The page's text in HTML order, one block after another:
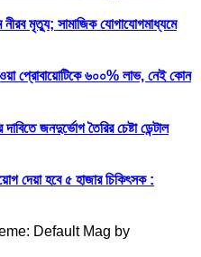
মৃত্যু; সামাজিক যোগাযোগমাধ্যমে
হওয়া প্রোবায়োটিকে ৬০০% লাভ, নেই কোন
জনদুর্ভোগ তৈরির চেষ্টা ডেন্টাল
দেয়া হবে ৫ হাজার চিকিৎসক :
Default Mag by